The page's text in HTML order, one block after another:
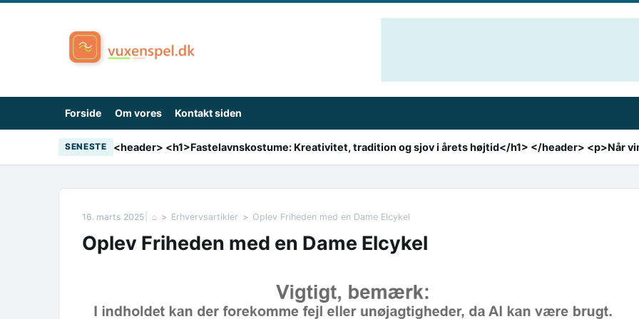
Forside Om vores Kontakt siden
SENESTE
16. marts 2025 ⌂ Erhvervsartikler Oplev Friheden med en Dame Elcykel
Oplev Friheden med en Dame Elcykel